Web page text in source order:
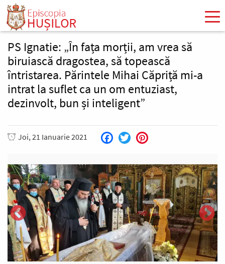
Mergi
conţinutul
principal
PS Ignatie: „În fața morții, am vrea să
biruiască dragostea, să topească
întristarea. Părintele Mihai Căpriță mi-a
intrat la suflet ca un om entuziast,
dezinvolt, bun și inteligent”
Joi, 21 Ianuarie 2021 Facebook
Twitter